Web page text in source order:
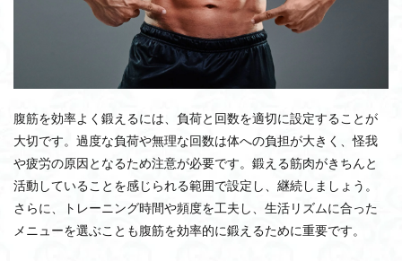
腹筋を効率よく鍛えるには、負荷と回数を適切に設定することが
大切です。過度な負荷や無理な回数は体への負担が大きく、怪我
や疲労の原因となるため注意が必要です。鍛える筋肉がきちんと
活動していることを感じられる範囲で設定し、継続しましょう。
さらに、トレーニング時間や頻度を工夫し、生活リズムに合った
メニューを選ぶことも腹筋を効率的に鍛えるために重要です。